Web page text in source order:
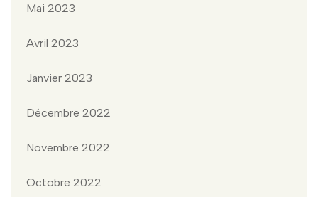
Mai 2023
Avril 2023
Janvier 2023
Décembre 2022
Novembre 2022
Octobre 2022